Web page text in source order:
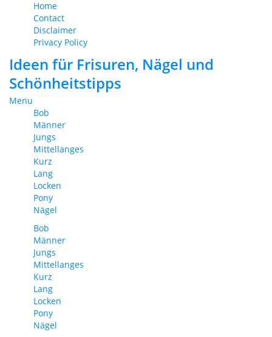
Home
Contact
Disclaimer
Privacy Policy
Ideen für Frisuren, Nägel und
Schönheitstipps
Menu
Bob
Männer
Jungs
Mittellanges
Kurz
Lang
Locken
Pony
Nägel
Bob
Männer
Jungs
Mittellanges
Kurz
Lang
Locken
Pony
Nägel